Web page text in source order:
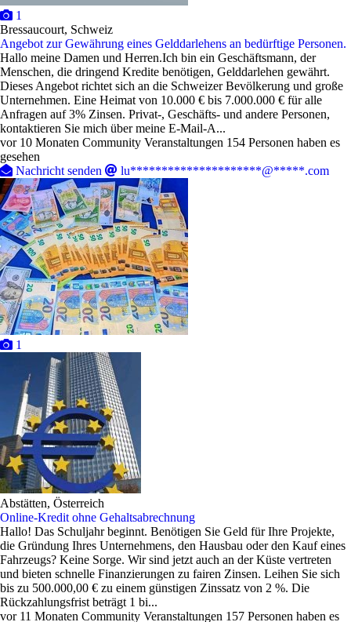
1
Bressaucourt, Schweiz
Angebot zur Gewährung eines Gelddarlehens an bedürftige Personen.
Hallo meine Damen und Herren.Ich bin ein Geschäftsmann, der
Menschen, die dringend Kredite benötigen, Gelddarlehen gewährt.
Dieses Angebot richtet sich an die Schweizer Bevölkerung und große
Unternehmen. Eine Heimat von 10.000 € bis 7.000.000 € für alle
Anfragen auf 3% Zinsen. Privat-, Geschäfts- und andere Personen,
kontaktieren Sie mich über meine E-Mail-A...
vor 10 Monaten Community Veranstaltungen 154 Personen haben es
gesehen
Nachricht senden
lu*********************@*****.com
1
Abstätten, Österreich
Online-Kredit ohne Gehaltsabrechnung
Hallo! Das Schuljahr beginnt. Benötigen Sie Geld für Ihre Projekte,
die Gründung Ihres Unternehmens, den Hausbau oder den Kauf eines
Fahrzeugs? Keine Sorge. Wir sind jetzt auch an der Küste vertreten
und bieten schnelle Finanzierungen zu fairen Zinsen. Leihen Sie sich
bis zu 500.000,00 € zu einem günstigen Zinssatz von 2 %. Die
Rückzahlungsfrist beträgt 1 bi...
vor 11 Monaten Community Veranstaltungen 157 Personen haben es